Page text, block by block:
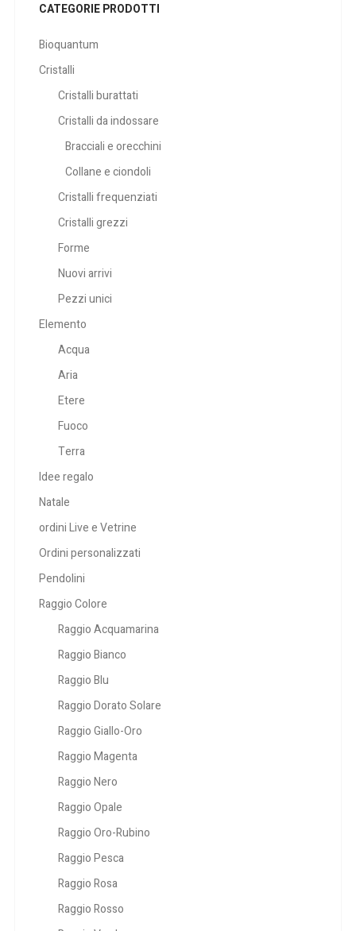
CATEGORIE PRODOTTI
Bioquantum
Cristalli
Cristalli burattati
Cristalli da indossare
Bracciali e orecchini
Collane e ciondoli
Cristalli frequenziati
Cristalli grezzi
Forme
Nuovi arrivi
Pezzi unici
Elemento
Acqua
Aria
Etere
Fuoco
Terra
Idee regalo
Natale
ordini Live e Vetrine
Ordini personalizzati
Pendolini
Raggio Colore
Raggio Acquamarina
Raggio Bianco
Raggio Blu
Raggio Dorato Solare
Raggio Giallo-Oro
Raggio Magenta
Raggio Nero
Raggio Opale
Raggio Oro-Rubino
Raggio Pesca
Raggio Rosa
Raggio Rosso